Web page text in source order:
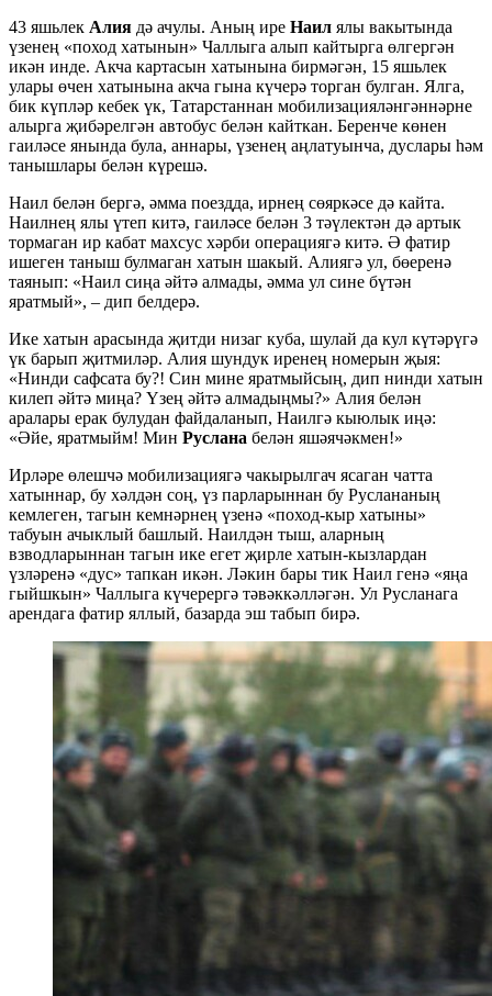
43 яшьлек Алия дә ачулы. Аның ире Наил ялы вакытында
үзенең «поход хатынын» Чаллыга алып кайтырга өлгергән
икән инде. Акча картасын хатынына бирмәгән, 15 яшьлек
улары өчен хатынына акча гына күчерә торган булган. Ялга,
бик күпләр кебек үк, Татарстаннан мобилизацияләнгәннәрне
алырга җибәрелгән автобус белән кайткан. Беренче көнен
гаиләсе янында була, аннары, үзенең аңлатуынча, дуслары һәм
танышлары белән күрешә.
Наил белән бергә, әмма поездда, ирнең сөяркәсе дә кайта.
Наилнең ялы үтеп китә, гаиләсе белән 3 тәүлектән дә артык
тормаган ир кабат махсус хәрби операциягә китә. Ә фатир
ишеген таныш булмаган хатын шакый. Алиягә ул, бөеренә
таянып: «Наил сиңа әйтә алмады, әмма ул сине бүтән
яратмый», – дип белдерә.
Ике хатын арасында җитди низаг куба, шулай да кул күтәрүгә
үк барып җитмиләр. Алия шундук иренең номерын җыя:
«Нинди сафсата бу?! Син мине яратмыйсың, дип нинди хатын
килеп әйтә миңа? Үзең әйтә алмадыңмы?» Алия белән
аралары ерак булудан файдаланып, Наилгә кыюлык иңә:
«Әйе, яратмыйм! Мин Руслана белән яшәячәкмен!»
Ирләре өлешчә мобилизациягә чакырылгач ясаган чатта
хатыннар, бу хәлдән соң, үз парларыннан бу Руслананың
кемлеген, тагын кемнәрнең үзенә «поход-кыр хатыны»
табуын ачыклый башлый. Наилдән тыш, аларның
взводларыннан тагын ике егет җирле хатын-кызлардан
үзләренә «дус» тапкан икән. Ләкин бары тик Наил генә «яңа
гыйшкын» Чаллыга күчерергә тәвәккәлләгән. Ул Русланага
арендага фатир яллый, базарда эш табып бирә.